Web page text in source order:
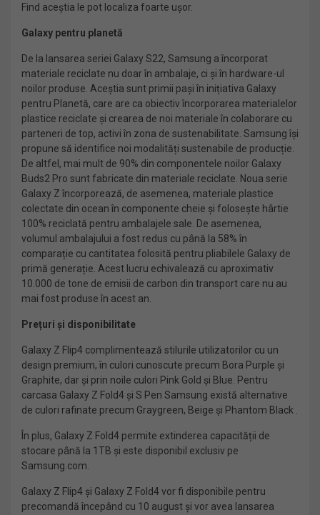
Find aceștia le pot localiza foarte ușor.
Galaxy pentru planetă
De la lansarea seriei Galaxy S22, Samsung a încorporat
materiale reciclate nu doar în ambalaje, ci și în hardware-ul
noilor produse. Aceștia sunt primii pași în inițiativa Galaxy
pentru Planetă, care are ca obiectiv încorporarea materialelor
plastice reciclate și crearea de noi materiale în colaborare cu
parteneri de top, activi în zona de sustenabilitate. Samsung își
propune să identifice noi modalități sustenabile de producție.
De altfel, mai mult de 90% din componentele noilor Galaxy
Buds2 Pro sunt fabricate din materiale reciclate. Noua serie
Galaxy Z încorporează, de asemenea, materiale plastice
colectate din ocean în componente cheie și folosește hârtie
100% reciclată pentru ambalajele sale. De asemenea,
volumul ambalajului a fost redus cu până la 58% în
comparație cu cantitatea folosită pentru pliabilele Galaxy de
primă generație. Acest lucru echivalează cu aproximativ
10.000 de tone de emisii de carbon din transport care nu au
mai fost produse în acest an.
Prețuri și disponibilitate
Galaxy Z Flip4 complimentează stilurile utilizatorilor cu un
design premium, în culori cunoscute precum Bora Purple și
Graphite, dar și prin noile culori Pink Gold și Blue. Pentru
carcasa Galaxy Z Fold4 și S Pen Samsung există alternative
de culori rafinate precum Graygreen, Beige și Phantom Black .
În plus, Galaxy Z Fold4 permite extinderea capacității de
stocare până la 1TB și este disponibil exclusiv pe
Samsung.com.
Galaxy Z Flip4 și Galaxy Z Fold4 vor fi disponibile pentru
precomandă începând cu 10 august și vor avea lansarea